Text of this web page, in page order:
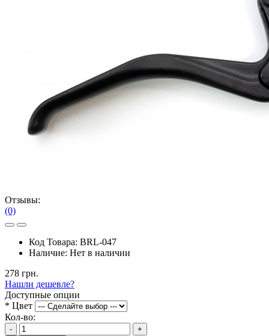
Отзывы:
(0)
Код Товара: BRL-047
Наличие: Нет в наличии
278 грн.
Нашли дешевле?
Доступные опции
* Цвет
Кол-во:
-
+